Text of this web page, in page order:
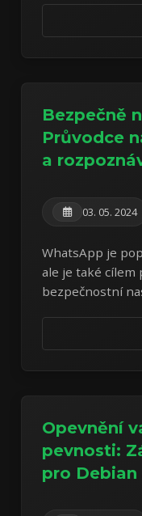
abyste zůstali v
Bezpečně
Průvodce
a
03. 05. 2024
WhatsApp je
ale je také cílem
bezpečnostní
Opevnění
pevnosti:
pro